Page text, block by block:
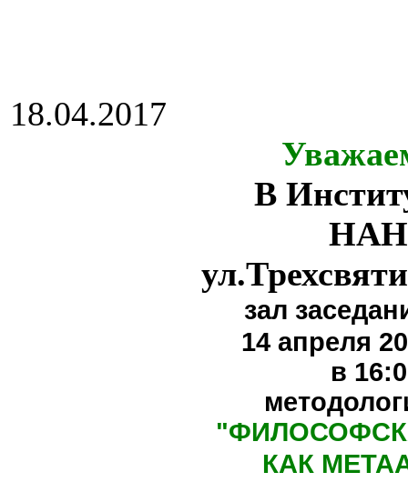
18.04.2017
В
НАН
зал
14 апреля
в
"
КАК